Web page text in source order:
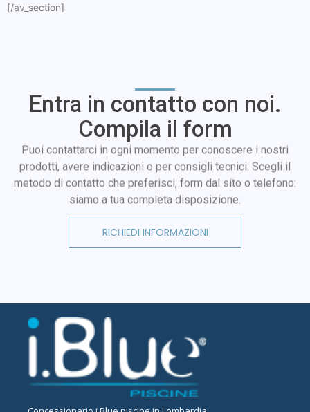
[/av_section]
Entra in contatto con noi.
Compila il form
Puoi contattarci in ogni momento per conoscere i nostri
prodotti, avere indicazioni o per consigli tecnici. Scegli il
metodo di contatto che preferisci, form dal sito o telefono:
siamo a tua completa disposizione.
RICHIEDI INFORMAZIONI